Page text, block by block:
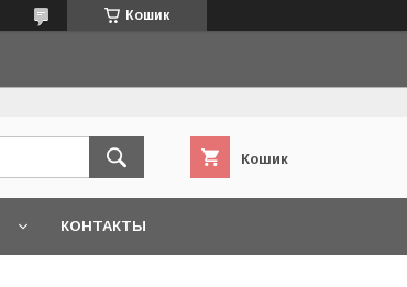
Кошик
Кошик
КОНТАКТЫ